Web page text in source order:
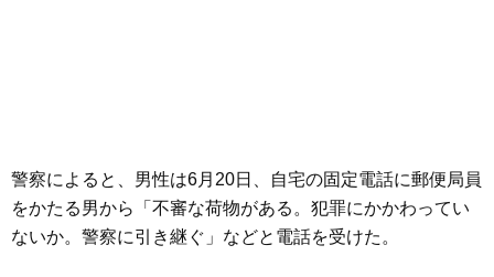
警察によると、男性は6月20日、自宅の固定電話に郵便局員
をかたる男から「不審な荷物がある。犯罪にかかわってい
ないか。警察に引き継ぐ」などと電話を受けた。